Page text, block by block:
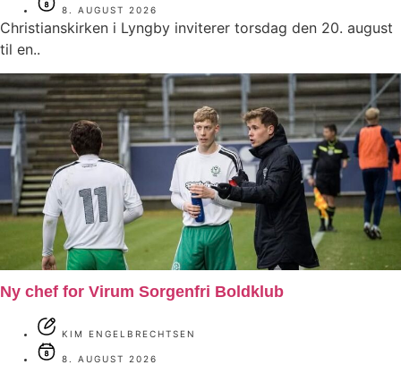
8. AUGUST 2026
Christianskirken i Lyngby inviterer torsdag den 20. august
til en..
Ny chef for Virum Sorgenfri Boldklub
KIM ENGELBRECHTSEN
8. AUGUST 2026